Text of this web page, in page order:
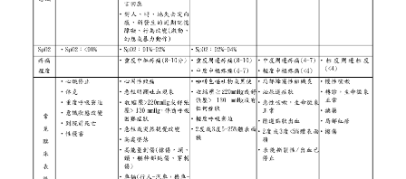
大家醫計畫
常見問題Q&A
FB 活動公告粉專
LINE 健康諮詢官方帳號